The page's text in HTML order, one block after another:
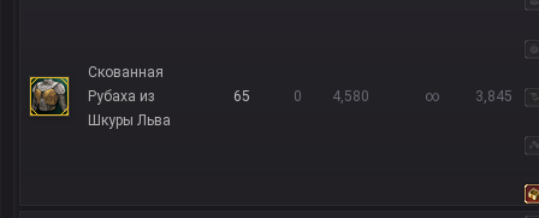
Скованная
Рубаха из
Шкуры Льва
65 0 4,580 ∞ 3,845